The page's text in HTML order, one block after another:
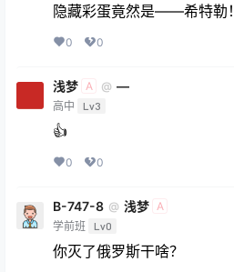
隐藏彩蛋竟然是——希特勒！
0 0
浅梦 A @ —
高中 Lv3
👍
0 0
B-747-8 @ 浅梦 A
学前班 Lv0
你灭了俄罗斯干啥？